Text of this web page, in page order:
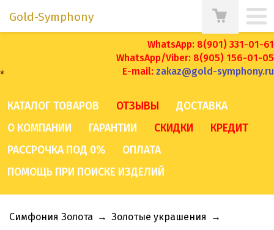
WhatsApp: 8(901) 331-01-61
WhatsApp/Viber: 8(905) 156-01-05
E-mail: zakaz@gold-symphony.ru
*
Gold-Symphony
КАТАЛОГ ТОВАРОВ ОТЗЫВЫ
ДОСТАВКА
О КОМПАНИИ
ГАРАНТИИ СКИДКИ
КРЕДИТ
РАССРОЧКА ПОД 0%
ОПЛАТА
ПОМОЩЬ ПРИ ПОИСКЕ ИЗДЕЛИЙ
Симфония Золота → Золотые украшения →